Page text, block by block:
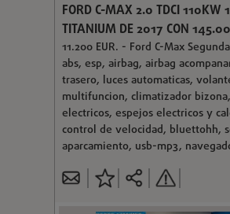
FORD C-MAX 2.0 TDCI 110KW
TITANIUM DE 2017 CON
11.200 EUR. - Ford C-Max
abs, esp, airbag, airbag
trasero, luces automaticas,
multifuncion, climatizador
electricos, espejos electricos y
control de velocidad, bluettohh,
aparcamiento, usb-mp3,